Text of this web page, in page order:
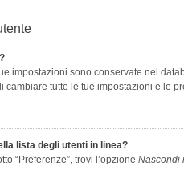
impostazioni sono conservate nel
cambiare tutte le tue impostazioni e le
lista degli utenti in linea?
“Preferenze”, trovi l’opzione Nascondi